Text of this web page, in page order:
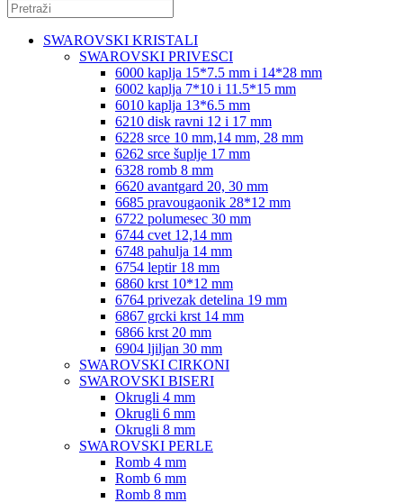
SWAROVSKI KRISTALI
SWAROVSKI PRIVESCI
6000 kaplja 15*7.5 mm i 14*28 mm
6002 kaplja 7*10 i 11.5*15 mm
6010 kaplja 13*6.5 mm
6210 disk ravni 12 i 17 mm
6228 srce 10 mm,14 mm, 28 mm
6262 srce šuplje 17 mm
6328 romb 8 mm
6620 avantgard 20, 30 mm
6685 pravougaonik 28*12 mm
6722 polumesec 30 mm
6744 cvet 12,14 mm
6748 pahulja 14 mm
6754 leptir 18 mm
6860 krst 10*12 mm
6764 privezak detelina 19 mm
6867 grcki krst 14 mm
6866 krst 20 mm
6904 ljiljan 30 mm
SWAROVSKI CIRKONI
SWAROVSKI BISERI
Okrugli 4 mm
Okrugli 6 mm
Okrugli 8 mm
SWAROVSKI PERLE
Romb 4 mm
Romb 6 mm
Romb 8 mm